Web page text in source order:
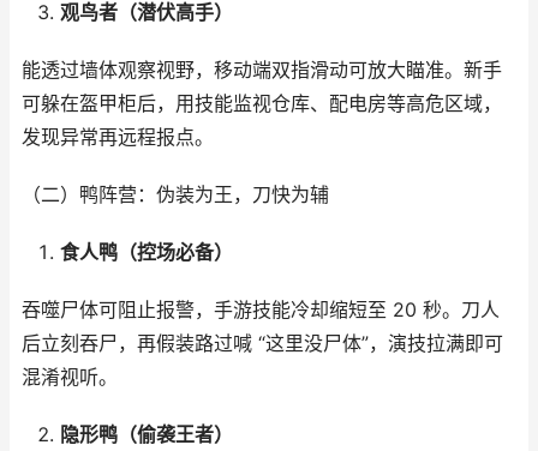
观鸟者（潜伏高手）
能透过墙体观察视野，移动端双指滑动可放大瞄准。新手
可躲在盔甲柜后，用技能监视仓库、配电房等高危区域，
发现异常再远程报点。​
（二）鸭阵营：伪装为王，刀快为辅​
食人鸭（控场必备）
吞噬尸体可阻止报警，手游技能冷却缩短至 20 秒。刀人
后立刻吞尸，再假装路过喊 “这里没尸体”，演技拉满即可
混淆视听。​
隐形鸭（偷袭王者）